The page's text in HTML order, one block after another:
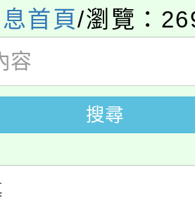
。27日，桃園電
園市運動會8/
及游泳池舉行。
低收入戶享有免
惠，中低收入戶
惠，詳情可洽有
造教育及科技
增能研習
習
生活教案入校路
首頁/瀏覽：
搜尋